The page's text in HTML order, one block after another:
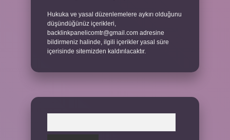
Hukuka ve yasal düzenlemelere aykırı olduğunu
düşündüğünüz içerikleri,
backlinkpanelicomtr@gmail.com adresine
bildirmeniz halinde, ilgili içerikler yasal süre
içerisinde sitemizden kaldırılacaktır.